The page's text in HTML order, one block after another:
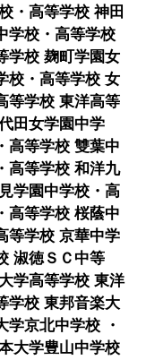
・高等学校 神田
学校・高等学校
学校 麹町学園女
校・高等学校 女
等学校 東洋高等
田女学園中学
高等学校 雙葉中
高等学校 和洋九
学園中学校・高
高等学校 桜蔭中
等学校 京華中学
淑徳ＳＣ中等
学高等学校 東洋
学校 東邦音楽大
学京北中学校 ・
大学豊山中学校